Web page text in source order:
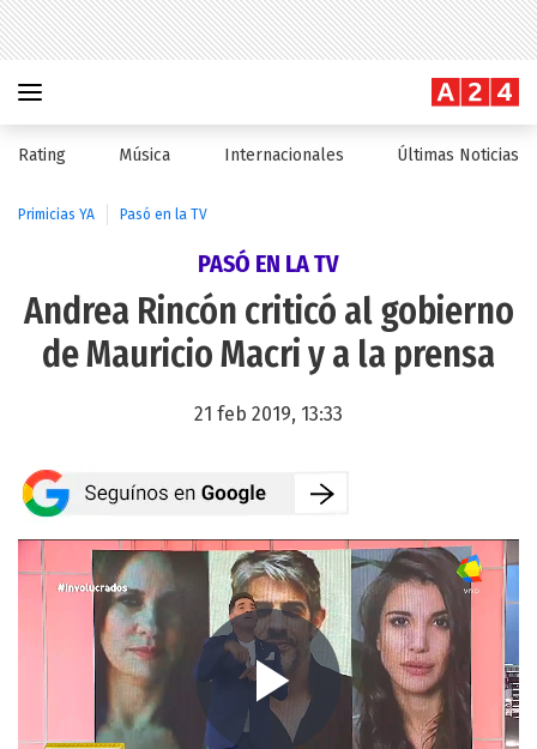
Rating Música Internacionales Últimas Noticias
Primicias YA Pasó en la TV
PASÓ EN LA TV
Andrea Rincón criticó al gobierno
de Mauricio Macri y a la prensa
21 feb 2019, 13:33